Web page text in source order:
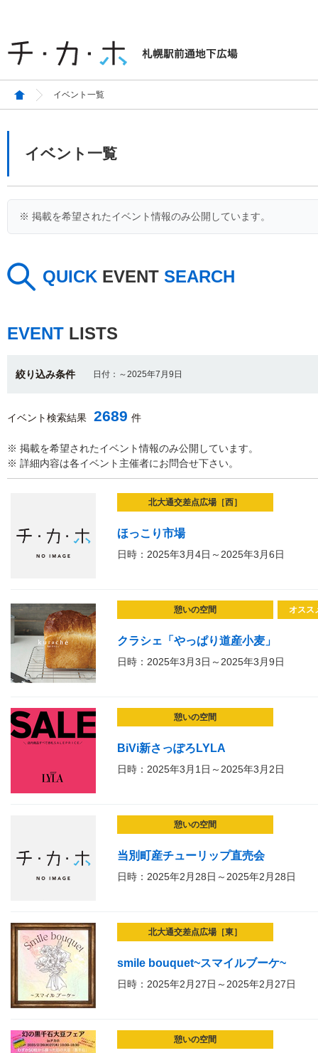
イベント一覧
イベント一覧
※ 掲載を希望されたイベント情報のみ公開しています。
QUICK EVENT SEARCH
EVENT LISTS
絞り込み条件 日付：～2025年7月9日
イベント検索結果 2689 件
※ 掲載を希望されたイベント情報のみ公開しています。
※ 詳細内容は各イベント主催者にお問合せ下さい。
北大通交差点広場［西］
ほっこり市場
日時：2025年3月4日～2025年3月6日
憩いの空間 オスス
クラシェ「やっぱり道産小麦」
日時：2025年3月3日～2025年3月9日
憩いの空間
BiVi新さっぽろLYLA
日時：2025年3月1日～2025年3月2日
憩いの空間
当別町産チューリップ直売会
日時：2025年2月28日～2025年2月28日
北大通交差点広場［東］
smile bouquet~スマイルブーケ~
日時：2025年2月27日～2025年2月27日
憩いの空間